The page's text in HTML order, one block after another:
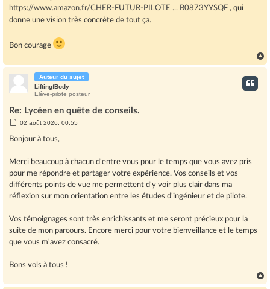
https://www.amazon.fr/CHER-FUTUR-PILOTE ... B0873YYSQF , qui
donne une vision très concrète de tout ça.
Bon courage
a
Auteur du sujet
LiftingfBody
Elève-pilote posteur
Re: Lycéen en quête de conseils.
M
s
s
e
02 août 2026, 00:55
Bonjour à tous,
Merci beaucoup à chacun d'entre vous pour le temps que vous avez pris
pour me répondre et partager votre expérience. Vos conseils et vos
différents points de vue me permettent d'y voir plus clair dans ma
réflexion sur mon orientation entre les études d'ingénieur et de pilote.
Vos témoignages sont très enrichissants et me seront précieux pour la
suite de mon parcours. Encore merci pour votre bienveillance et le temps
que vous m'avez consacré.
Bons vols à tous !
a